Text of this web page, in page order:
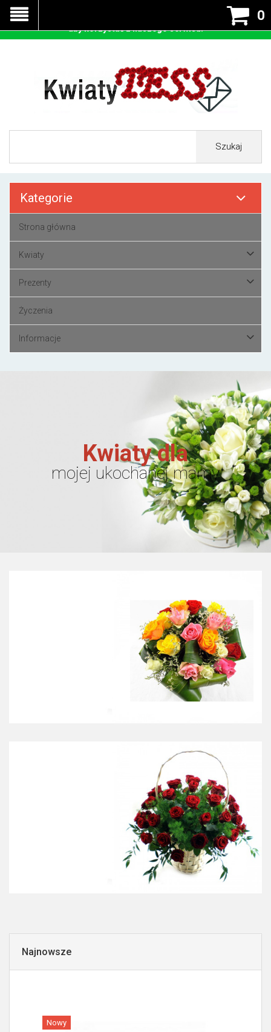
0
Szukaj
Kategorie
Strona główna
Kwiaty
Prezenty
Życzenia
Informacje
Kwiaty dla
mojej ukochanej mamy
Najnowsze
Nowy
Nasza strona korzysta z cookies - czyli tzw ciastek w celu
prawidłowego działania. Zaakceptuj przyjmowanie cookies
aby korzystać z naszego serwisu.